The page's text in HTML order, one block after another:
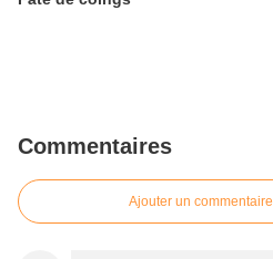
Commentaires
Ajouter un commentaire